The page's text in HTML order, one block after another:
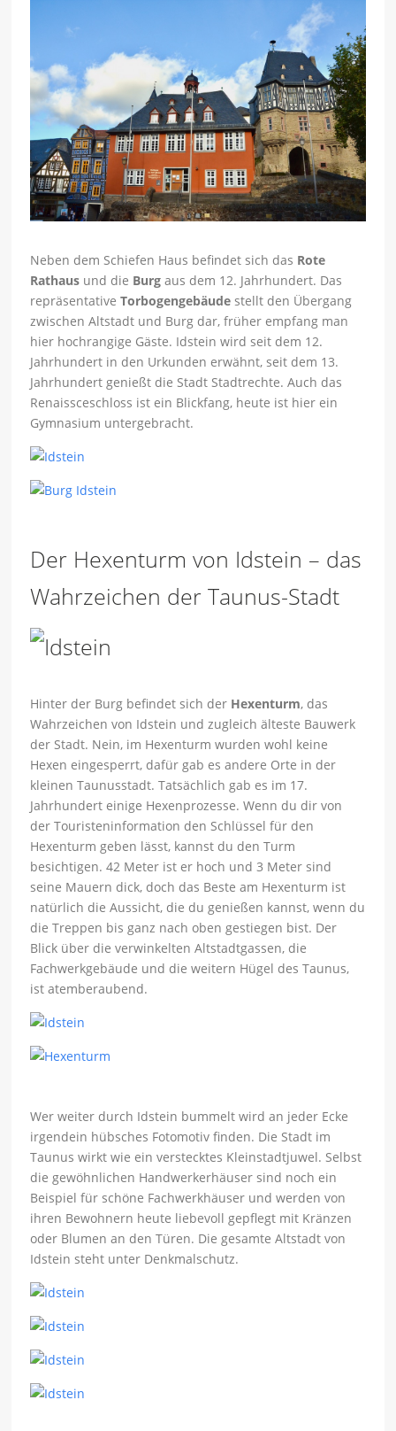
Neben dem Schiefen Haus befindet sich das Rote
Rathaus und die Burg aus dem 12. Jahrhundert. Das
repräsentativeTorbogengebäude stellt den Übergang
zwischen Altstadt und Burg dar, früher empfang man
hier hochrangige Gäste. Idstein wird seit dem 12.
Jahrhundert in den Urkunden erwähnt, seit dem 13.
Jahrhundert genießt die Stadt Stadtrechte. Auch das
Renaissceschloss ist ein Blickfang, heute ist hier ein
Gymnasium untergebracht.
Der Hexenturm von Idstein – das
Wahrzeichen der Taunus-Stadt
Hinter der Burg befindet sich der Hexenturm, das
Wahrzeichen von Idstein und zugleich älteste Bauwerk
der Stadt. Nein, im Hexenturm wurden wohl keine
Hexen eingesperrt, dafür gab es andere Orte in der
kleinen Taunusstadt. Tatsächlich gab es im 17.
Jahrhundert einige Hexenprozesse. Wenn du dir von
der Touristeninformation den Schlüssel für den
Hexenturm geben lässt, kannst du den Turm
besichtigen. 42 Meter ist er hoch und 3 Meter sind
seine Mauern dick, doch das Beste am Hexenturm ist
natürlich die Aussicht, die du genießen kannst, wenn du
die Treppen bis ganz nach oben gestiegen bist. Der
Blick über die verwinkelten Altstadtgassen, die
Fachwerkgebäude und die weitern Hügel des Taunus,
ist atemberaubend.
Wer weiter durch Idstein bummelt wird an jeder Ecke
irgendein hübsches Fotomotiv finden. Die Stadt im
Taunus wirkt wie ein verstecktes Kleinstadtjuwel. Selbst
die gewöhnlichen Handwerkerhäuser sind noch ein
Beispiel für schöne Fachwerkhäuser und werden von
ihren Bewohnern heute liebevoll gepflegt mit Kränzen
oder Blumen an den Türen. Die gesamte Altstadt von
Idstein steht unter Denkmalschutz.